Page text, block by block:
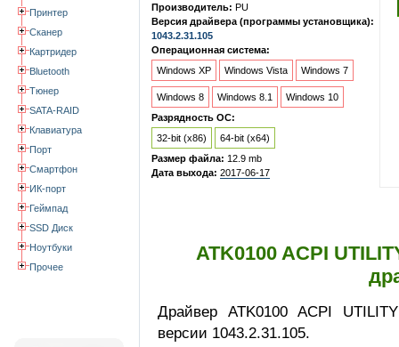
Принтер
Сканер
Картридер
Bluetooth
Тюнер
SATA-RAID
Клавиатура
Порт
Смартфон
ИК-порт
Геймпад
SSD Диск
Ноутбуки
Прочее
Производитель: PU
Версия драйвера (программы установщика):
1043.2.31.105
Операционная система:
Windows XP
Windows Vista Windows 7
Windows 8 Windows 8.1
Windows 10
Разрядность ОС:
32-bit (x86)
64-bit (x64)
Размер файла: 12.9 mb
Дата выхода: 2017-06-17
ATK0100 ACPI
Драйвер ATK0100 ACPI
версии 1043.2.31.105.